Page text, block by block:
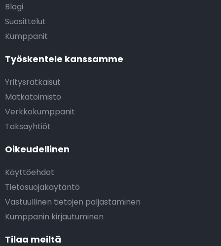
Blogi
Suosittelut
Kumppanit
Työskentele kanssamme
Yritysratkaisut
Matkatoimisto
Verkkokumppanit
Taksayhtiöt
Oikeudellinen
Käyttöehdot
Tietosuojakäytäntö
Vastuullinen tietojen paljastaminen
Kumppanin kirjautuminen
Tilaa meiltä